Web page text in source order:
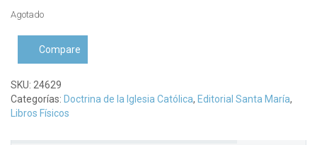
Agotado
Compare
SKU: 24629
Categorías: Doctrina de la Iglesia Católica, Editorial Santa María,
Libros Físicos